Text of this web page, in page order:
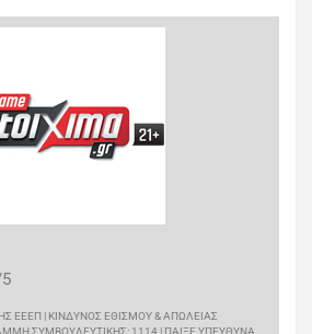
ΕΕΕΠ | ΚΙΝΔΥΝΟΣ ΕΘΙΣΜΟΥ & ΑΠΩΛΕΙΑΣ
ΣΥΜΒΟΥΛΕΥΤΙΚΗΣ: 1114 | ΠΑΙΞΕ ΥΠΕΥΘΥΝΑ